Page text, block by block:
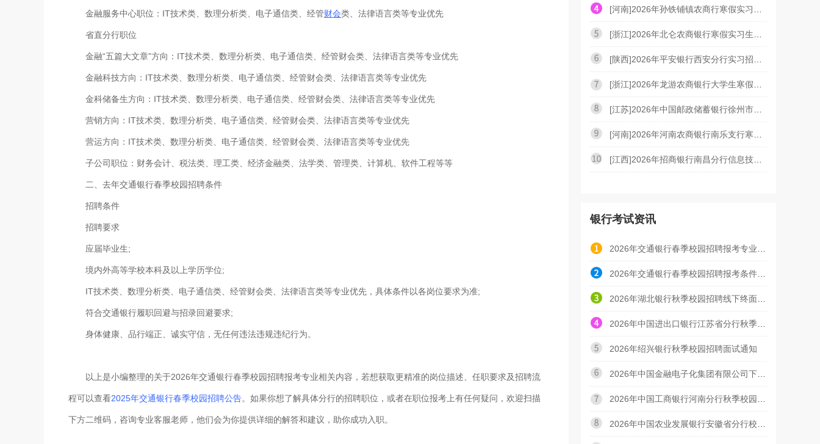
金融服务中心职位：IT技术类、数理分析类、电子通信类、经管财会类、法律语言类等专业优先
省直分行职位
金融“五篇大文章”方向：IT技术类、数理分析类、电子通信类、经管财会类、法律语言类等专业优先
金融科技方向：IT技术类、数理分析类、电子通信类、经管财会类、法律语言类等专业优先
金科储备生方向：IT技术类、数理分析类、电子通信类、经管财会类、法律语言类等专业优先
营销方向：IT技术类、数理分析类、电子通信类、经管财会类、法律语言类等专业优先
营运方向：IT技术类、数理分析类、电子通信类、经管财会类、法律语言类等专业优先
子公司职位：财务会计、税法类、理工类、经济金融类、法学类、管理类、计算机、软件工程等等
二、去年交通银行春季校园招聘条件
招聘条件
招聘要求
应届毕业生;
境内外高等学校本科及以上学历学位;
IT技术类、数理分析类、电子通信类、经管财会类、法律语言类等专业优先，具体条件以各岗位要求为准;
符合交通银行履职回避与招录回避要求;
身体健康、品行端正、诚实守信，无任何违法违规违纪行为。
以上是小编整理的关于2026年交通银行春季校园招聘报考专业相关内容，若想获取更精准的岗位描述、任职要求及招聘流
程可以查看2025年交通银行春季校园招聘公告。如果你想了解具体分行的招聘职位，或者在职位报考上有任何疑问，欢迎扫描
下方二维码，咨询专业客服老师，他们会为你提供详细的解答和建议，助你成功入职。
银行考试资讯
2026年绍兴银行秋季校园招聘面试通知